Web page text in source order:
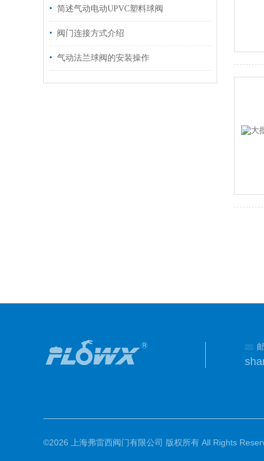
简述气动电动UPVC塑料球阀
阀门连接方式介绍
气动法兰球阀的安装操作
©2026 上海弗雷西阀门有限公司 版权所有 All Rights